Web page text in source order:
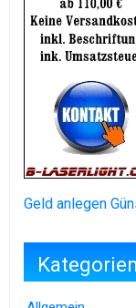
Geld anlegen
Kategorien